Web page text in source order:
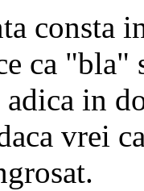
consta
ca "bla"
adica in
vrei